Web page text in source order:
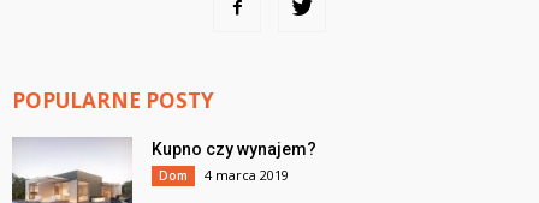
POPULARNE POSTY
Kupno czy wynajem?
Dom 4 marca 2019